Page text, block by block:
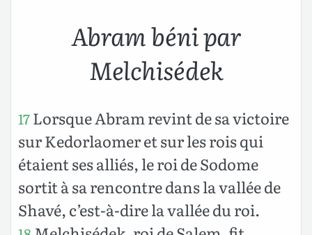
Abram béni par
Melchisédek
17Lorsque Abram revint de sa victoire
sur Kedorlaomer et sur les rois qui
étaient ses alliés, le roi de Sodome
sortit à sa rencontre dans la vallée de
Shavé, c’est-à-dire la vallée du roi.